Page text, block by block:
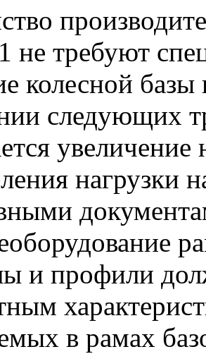
не требуют
колесной базы
следующих
нагрузки
и профили
в рамах